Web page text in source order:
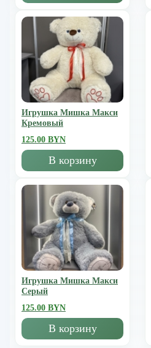
Игрушка Мишка Mакси
Кремовый
125.00 BYN
В корзину
Игрушка Мишка Mакси
Серый
125.00 BYN
В корзину